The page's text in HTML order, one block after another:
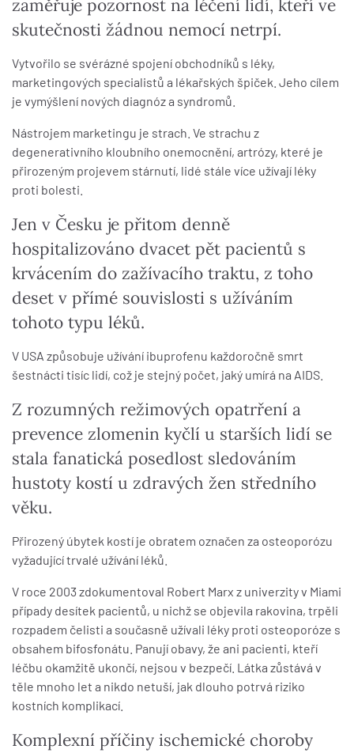
zaměřuje pozornost na léčení lidí, kteří ve
skutečnosti žádnou nemocí netrpí.
Vytvořilo se svérázné spojení obchodníků s léky,
marketingových specialistů a lékařských špiček. Jeho cílem
je vymýšlení nových diagnóz a syndromů.
Nástrojem marketingu je strach. Ve strachu z
degenerativního kloubního onemocnění, artrózy, které je
přirozeným projevem stárnutí, lidé stále více užívají léky
proti bolesti.
Jen v Česku je přitom denně
hospitalizováno dvacet pět pacientů s
krvácením do zažívacího traktu, z toho
deset v přímé souvislosti s užíváním
tohoto typu léků.
V USA způsobuje užívání ibuprofenu každoročně smrt
šestnácti tisíc lidí, což je stejný počet, jaký umírá na AIDS.
Z rozumných režimových opatrření a
prevence zlomenin kyčlí u starších lidí se
stala fanatická posedlost sledováním
hustoty kostí u zdravých žen středního
věku.
Přirozený úbytek kostí je obratem označen za osteoporózu
vyžadující trvalé užívání léků.
V roce 2003 zdokumentoval Robert Marx z univerzity v Miami
případy desítek pacientů, u nichž se objevila rakovina, trpěli
rozpadem čelisti a současně užívali léky proti osteoporóze s
obsahem bifosfonátu. Panují obavy, že ani pacienti, kteří
léčbu okamžitě ukončí, nejsou v bezpečí. Látka zůstává v
těle mnoho let a nikdo netuší, jak dlouho potrvá riziko
kostních komplikací.
Komplexní příčiny ischemické choroby